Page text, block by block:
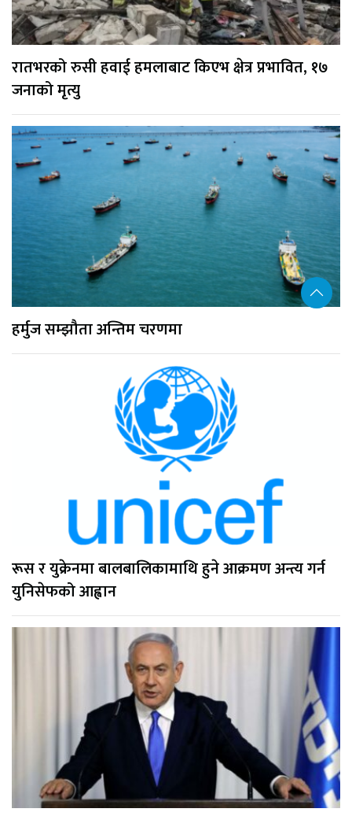
रातभरको रुसी हवाई हमलाबाट किएभ क्षेत्र प्रभावित, १७
जनाको मृत्यु
हर्मुज सम्झौता अन्तिम चरणमा
रूस र युक्रेनमा बालबालिकामाथि हुने आक्रमण अन्त्य गर्न
युनिसेफको आह्वान